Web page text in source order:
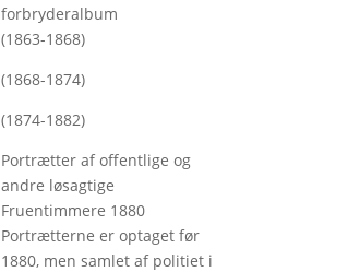
forbryderalbum
(1863-1868)
(1868-1874)
(1874-1882)
Portrætter af offentlige og
andre løsagtige
Fruentimmere 1880
Portrætterne er optaget før
1880, men samlet af politiet i